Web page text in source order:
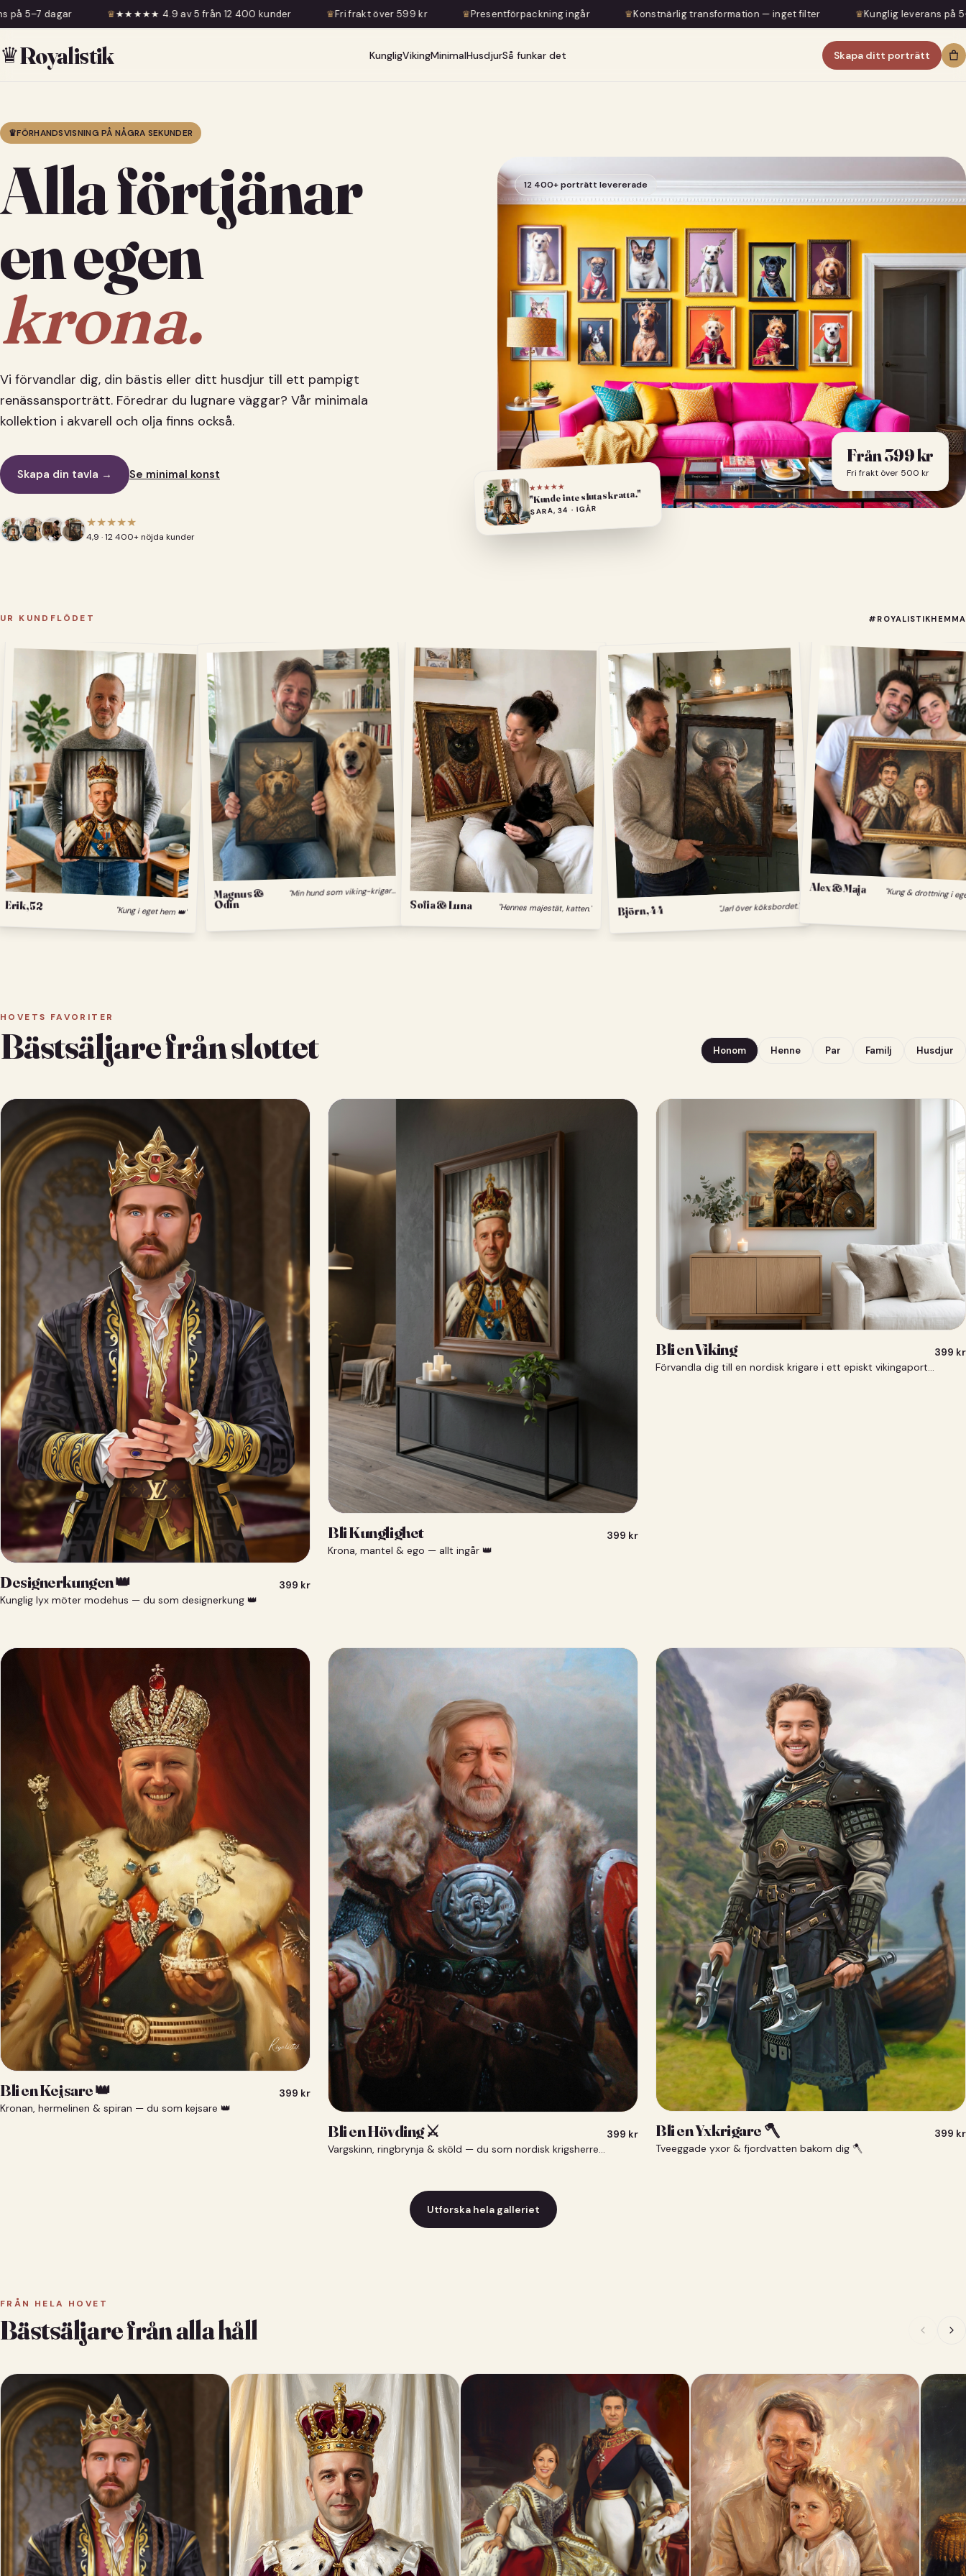
♛★★★★★ 4.9 av 5 från 12 400 kunder ♛Fri frakt över 599 kr ♛Presentförpackning ingår ♛Konstnärlig transformation — inget filter ♛Kunglig leverans på 5–7 dagar ♛
♛Royalistik KungligVikingMinimalHusdjurSå funkar det Skapa ditt porträtt
♛FÖRHANDSVISNING PÅ NÅGRA SEKUNDER
Alla förtjänar
en egen
krona.
Vi förvandlar dig, din bästis eller ditt husdjur till ett pampigt
renässansporträtt. Föredrar du lugnare väggar? Vår minimala
kollektion i akvarell och olja finns också.
Skapa din tavla → Se minimal konst
★★★★★
4,9 · 12 400+ nöjda kunder
Från399kr
Fri frakt över 500 kr
12 400+ porträtt levererade
★★★★★
"Kunde inte sluta skratta."
SARA, 34 · IGÅR
UR KUNDFLÖDET #ROYALISTIKHEMMA
Erik, 52 "Kung i eget hem 👑"
Magnus &
Odin
"
Min hund som viking-krigare."
Sofia & Luna "Hennes majestät, katten." Björn, 44 "Jarl över köksbordet."
Alex & Maja "Kung & drottning i
HOVETS FAVORITER
Bästsäljare från slottet Honom Henne Par Familj Husdjur
Designerkungen 👑
Kunglig lyx möter modehus — du som designerkung 👑
399 kr
Bli Kunglighet
Krona, mantel & ego — allt ingår 👑
399 kr
Bli en Viking
Förvandla dig till en nordisk krigare i ett episkt vikingaporträtt.
399 kr
Bli en Kejsare 👑
Kronan, hermelinen & spiran — du som kejsare 👑
399 kr
Bli en Hövding ⚔️
Vargskinn, ringbrynja & sköld — du som nordisk krigsherre ⚔️
399 kr Bli en Yxkrigare 🪓
Tveeggade yxor & fjordvatten bakom dig 🪓
399 kr
Utforska hela galleriet
FRÅN HELA HOVET
Bästsäljare från alla håll